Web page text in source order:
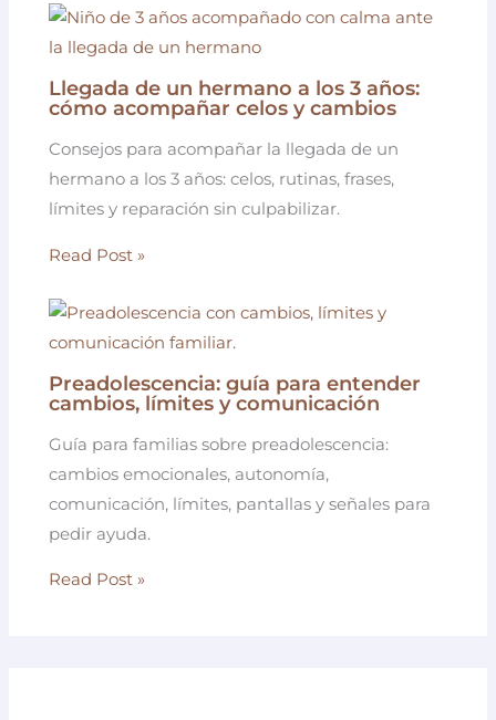
Llegada de un hermano a los 3 años:
cómo acompañar celos y cambios
Consejos para acompañar la llegada de un
hermano a los 3 años: celos, rutinas, frases,
límites y reparación sin culpabilizar.
Read Post »
Preadolescencia: guía para entender
cambios, límites y comunicación
Guía para familias sobre preadolescencia:
cambios emocionales, autonomía,
comunicación, límites, pantallas y señales para
pedir ayuda.
Read Post »